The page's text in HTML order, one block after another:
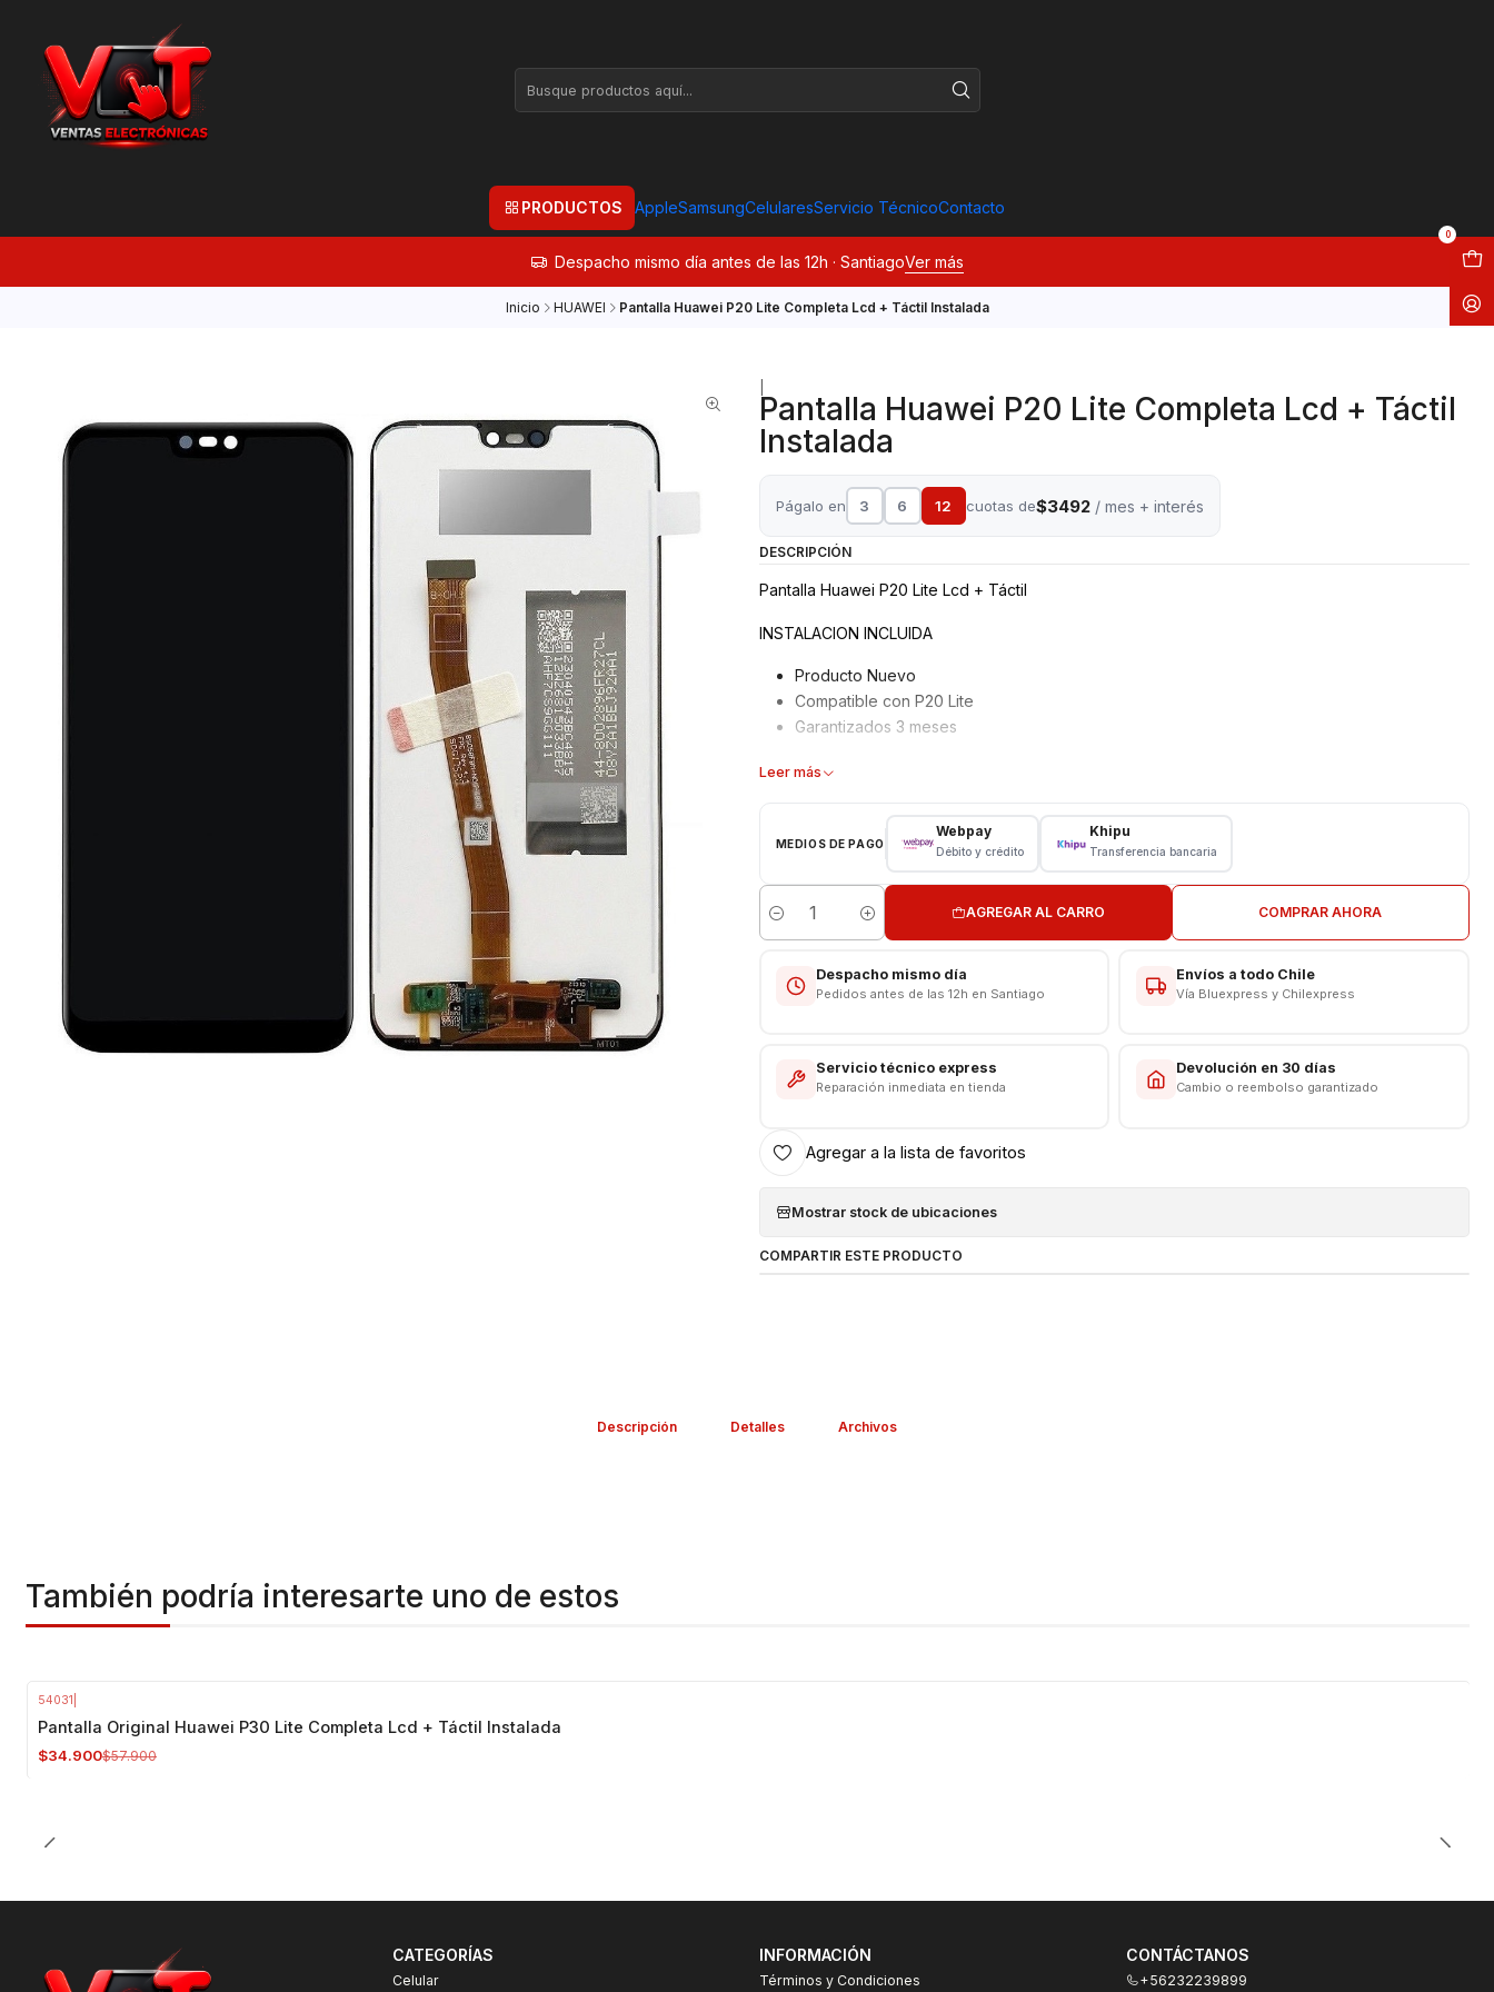
PRODUCTOS AppleSamsungCelularesServicio TécnicoContacto
0
Despacho mismo día antes de las 12h · SantiagoVer más
Inicio HUAWEI Pantalla Huawei P20 Lite Completa Lcd + Táctil Instalada
Pantalla Huawei P20 Lite Completa Lcd + Táctil
Instalada
Págalo en 3 6 12 cuotas de$3492/ mes + interés
DESCRIPCIÓN
Pantalla Huawei P20 Lite Lcd + Táctil
INSTALACION INCLUIDA
Producto Nuevo
Compatible con P20 Lite
Garantizados 3 meses
Características
Tipo: LCD y Tactil
instalación Incluida
Somos VENTAS ELECTRONICAS
Leer más
MEDIOS DE PAGO
Webpay
Débito y crédito
Khipu
Transferencia bancaria
Cantidad
AGREGAR AL CARRO COMPRAR AHORA
Despacho mismo día
Pedidos antes de las 12h en Santiago
Envíos a todo Chile
Vía Bluexpress y Chilexpress
Servicio técnico express
Reparación inmediata en tienda
Devolución en 30 días
Cambio o reembolso garantizado
Agregar a la lista de favoritos
Mostrar stock de ubicaciones
COMPARTIR ESTE PRODUCTO
Descripción Detalles Archivos
También podría interesarte uno de estos
54031
Pantalla Original Huawei P30 Lite Completa Lcd + Táctil Instalada
$34.900$57.900
CATEGORÍAS
Celular
INFORMACIÓN
Términos y Condiciones
CONTÁCTANOS
+56232239899